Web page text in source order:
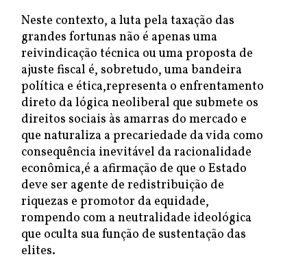
Neste contexto, a luta pela taxação das
grandes fortunas não é apenas uma
reivindicação técnica ou uma proposta de
ajuste fiscal é, sobretudo, uma bandeira
política e ética,representa o enfrentamento
direto da lógica neoliberal que submete os
direitos sociais às amarras do mercado e
que naturaliza a precariedade da vida como
consequência inevitável da racionalidade
econômica,é a afirmação de que o Estado
deve ser agente de redistribuição de
riquezas e promotor da equidade,
rompendo com a neutralidade ideológica
que oculta sua função de sustentação das
elites.